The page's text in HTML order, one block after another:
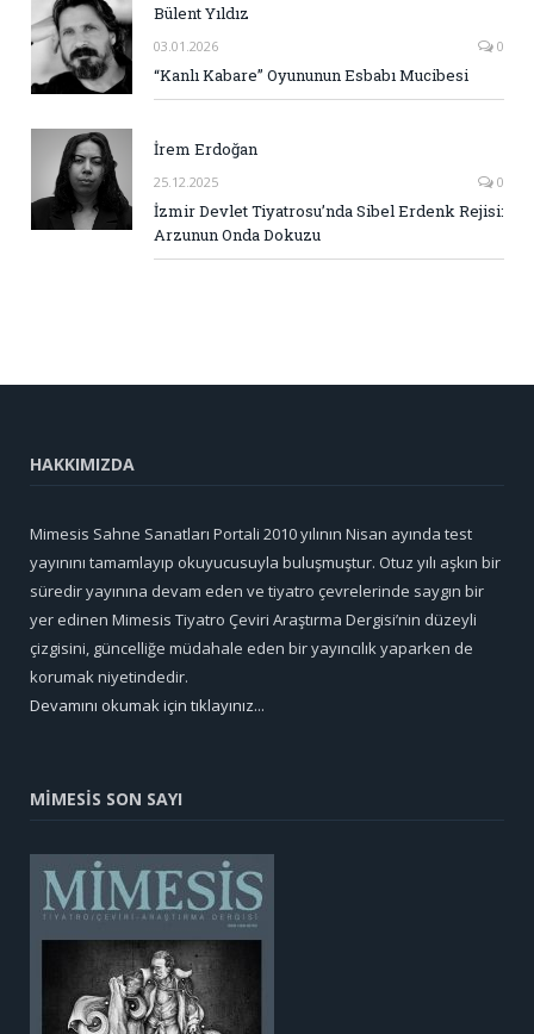
Bülent Yıldız
03.01.2026 0
“Kanlı Kabare” Oyununun Esbabı Mucibesi
İrem Erdoğan
25.12.2025 0
İzmir Devlet Tiyatrosu’nda Sibel Erdenk Rejisi:
Arzunun Onda Dokuzu
HAKKIMIZDA
Mimesis Sahne Sanatları Portali 2010 yılının Nisan ayında test
yayınını tamamlayıp okuyucusuyla buluşmuştur. Otuz yılı aşkın bir
süredir yayınına devam eden ve tiyatro çevrelerinde saygın bir
yer edinen Mimesis Tiyatro Çeviri Araştırma Dergisi’nin düzeyli
çizgisini, güncelliğe müdahale eden bir yayıncılık yaparken de
korumak niyetindedir.
Devamını okumak için tıklayınız...
MİMESİS SON SAYI